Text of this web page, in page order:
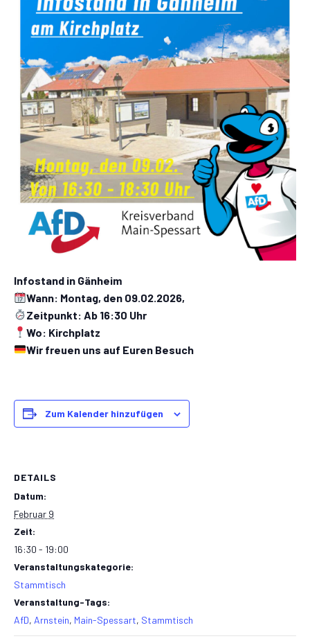
Infostand in Gänheim
Wann: Montag, den 09.02.2026,
Zeitpunkt: Ab 16:30 Uhr
Wo: Kirchplatz
Wir freuen uns auf Euren Besuch
Zum Kalender hinzufügen
DETAILS
Datum:
Februar 9
Zeit:
16:30 - 19:00
Veranstaltungskategorie:
Stammtisch
Veranstaltung-Tags:
AfD, Arnstein, Main-Spessart, Stammtisch